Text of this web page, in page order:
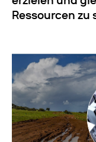
Ressourcen zu